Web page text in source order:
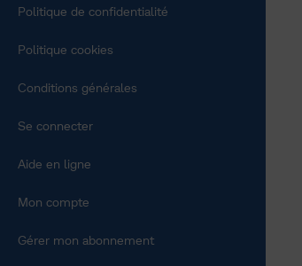
Politique de confidentialité
Politique cookies
Conditions générales
Se connecter
Aide en ligne
Mon compte
Gérer mon abonnement